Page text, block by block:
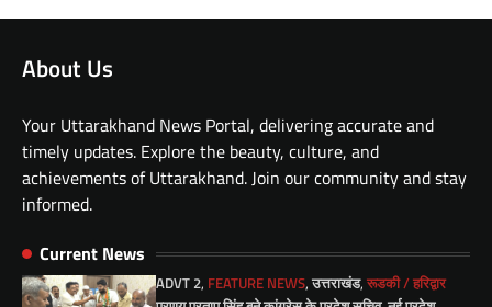
About Us
Your Uttarakhand News Portal, delivering accurate and
timely updates. Explore the beauty, culture, and
achievements of Uttarakhand. Join our community and stay
informed.
Current News
ADVT 2, FEATURE NEWS,उत्तराखंड,रूडकी / हरिद्वार